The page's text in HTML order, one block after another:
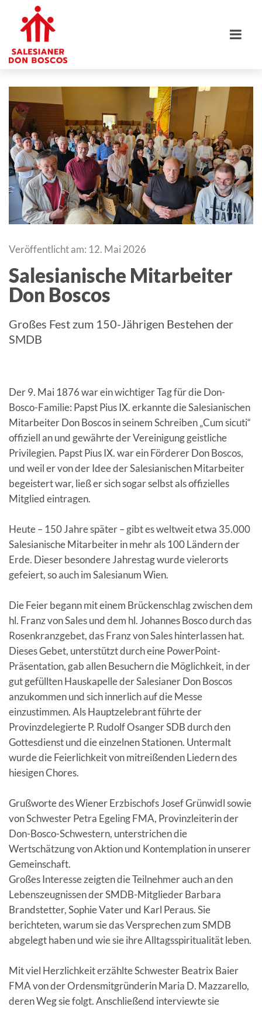
Veröffentlicht am: 12. Mai 2026
Salesianische Mitarbeiter
Don Boscos
Großes Fest zum 150-Jährigen Bestehen der
SMDB
Der 9. Mai 1876 war ein wichtiger Tag für die Don-
Bosco-Familie: Papst Pius IX. erkannte die Salesianischen
Mitarbeiter Don Boscos in seinem Schreiben „Cum sicuti“
offiziell an und gewährte der Vereinigung geistliche
Privilegien. Papst Pius IX. war ein Förderer Don Boscos,
und weil er von der Idee der Salesianischen Mitarbeiter
begeistert war, ließ er sich sogar selbst als offizielles
Mitglied eintragen.
Heute – 150 Jahre später – gibt es weltweit etwa 35.000
Salesianische Mitarbeiter in mehr als 100 Ländern der
Erde. Dieser besondere Jahrestag wurde vielerorts
gefeiert, so auch im Salesianum Wien.
Die Feier begann mit einem Brückenschlag zwischen dem
hl. Franz von Sales und dem hl. Johannes Bosco durch das
Rosenkranzgebet, das Franz von Sales hinterlassen hat.
Dieses Gebet, unterstützt durch eine PowerPoint-
Präsentation, gab allen Besuchern die Möglichkeit, in der
gut gefüllten Hauskapelle der Salesianer Don Boscos
anzukommen und sich innerlich auf die Messe
einzustimmen. Als Hauptzelebrant führte der
Provinzdelegierte P. Rudolf Osanger SDB durch den
Gottesdienst und die einzelnen Stationen. Untermalt
wurde die Feierlichkeit von mitreißenden Liedern des
hiesigen Chores.
Grußworte des Wiener Erzbischofs Josef Grünwidl sowie
von Schwester Petra Egeling FMA, Provinzleiterin der
Don-Bosco-Schwestern, unterstrichen die
Wertschätzung von Aktion und Kontemplation in unserer
Gemeinschaft.
Großes Interesse zeigten die Teilnehmer auch an den
Lebenszeugnissen der SMDB-Mitglieder Barbara
Brandstetter, Sophie Vater und Karl Peraus. Sie
berichteten, warum sie das Versprechen zum SMDB
abgelegt haben und wie sie ihre Alltagsspiritualität leben.
Mit viel Herzlichkeit erzählte Schwester Beatrix Baier
FMA von der Ordensmitgründerin Maria D. Mazzarello,
deren Weg sie folgt. Anschließend interviewte sie